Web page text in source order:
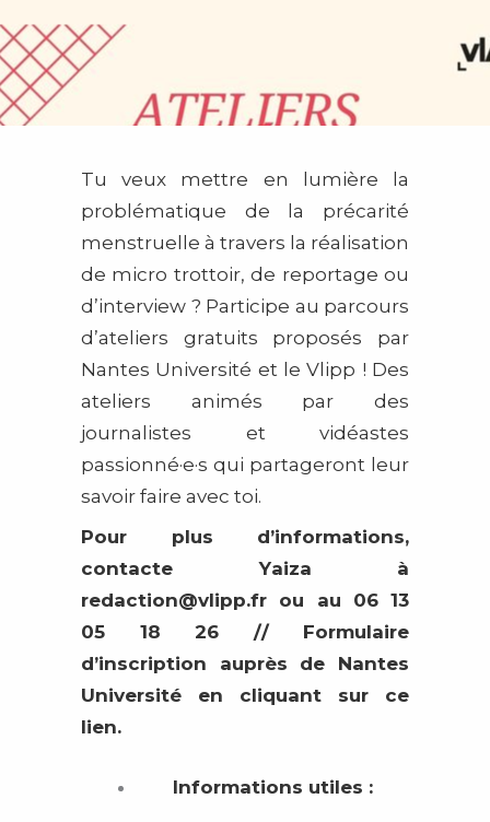
Tu veux mettre en lumière la
problématique de la précarité
menstruelle à travers la réalisation
de micro trottoir, de reportage ou
d’interview ? Participe au parcours
d’ateliers gratuits proposés par
Nantes Université et le Vlipp ! Des
ateliers animés par des
journalistes et vidéastes
passionné·e·s qui partageront leur
savoir faire avec toi.
Pour plus d’informations,
contacte Yaiza à
redaction@vlipp.fr ou au 06 13
05 18 26 // Formulaire
d’inscription auprès de Nantes
Université en cliquant sur ce
lien.
Informations utiles :